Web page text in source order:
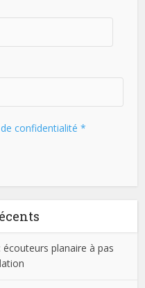
confidentialité*
planaire à pas